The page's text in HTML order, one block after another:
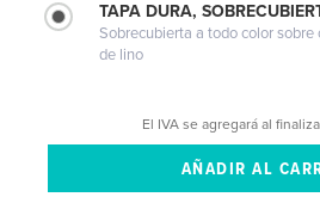
TAPA DURA,
Sobrecubierta a todo color sobre
de lino
El IVA se agregará al